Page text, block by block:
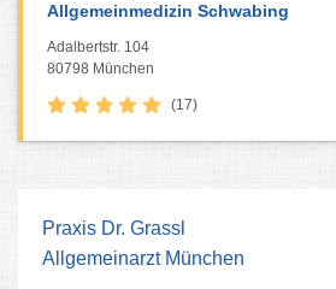
Allgemeinmedizin Schwabing
Adalbertstr. 104
80798 München
(17)
Praxis Dr. Grassl
Allgemeinarzt München